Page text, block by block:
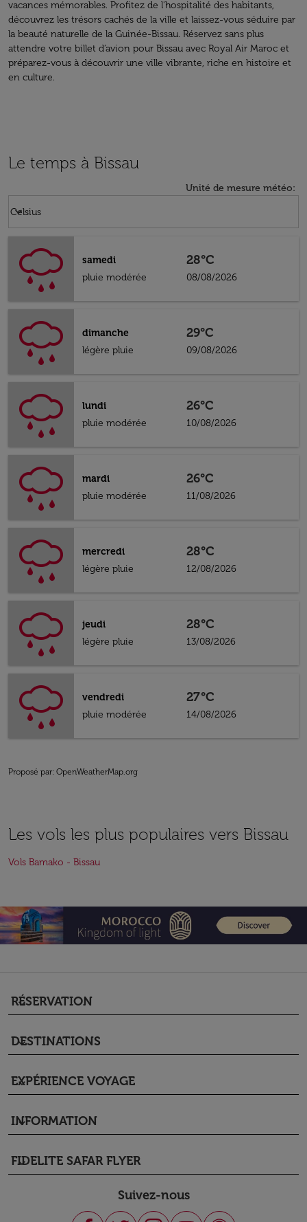
vacances mémorables. Profitez de l'hospitalité des habitants,
découvrez les trésors cachés de la ville et laissez-vous séduire par
la beauté naturelle de la Guinée-Bissau. Réservez sans plus
attendre votre billet d’avion pour Bissau avec Royal Air Maroc et
préparez-vous à découvrir une ville vibrante, riche en histoire et
en culture.
Le temps à Bissau
Unité de mesure météo:
Celsius
keyboard_arrow_down
samedi
pluie modérée
28°C
08/08/2026
dimanche
légère pluie
29°C
09/08/2026
lundi
pluie modérée
26°C
10/08/2026
mardi
pluie modérée
26°C
11/08/2026
mercredi
légère pluie
28°C
12/08/2026
jeudi
légère pluie
28°C
13/08/2026
vendredi
pluie modérée
27°C
14/08/2026
Proposé par: OpenWeatherMap.org
Les vols les plus populaires vers Bissau
Vols Bamako - Bissau
RÉSERVATION
keyboard_arrow_down
DESTINATIONS
keyboard_arrow_down
EXPÉRIENCE VOYAGE
keyboard_arrow_down
INFORMATION
keyboard_arrow_down
FIDELITE SAFAR FLYER
keyboard_arrow_down
Suivez-nous